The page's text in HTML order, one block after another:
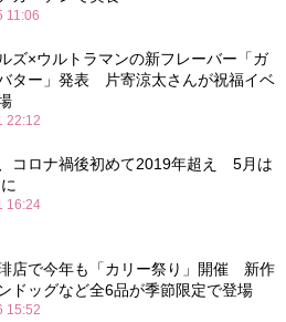
11:06
ズ×ウルトラマンの新フレーバー「ガ
ター」発表 片寄涼太さんが祝福イベ
22:12
コロナ禍後初めて2019年超え 5月は
16:24
店で今年も「カリー祭り」開催 新作
ドッグなど全6品が季節限定で登場
15:52